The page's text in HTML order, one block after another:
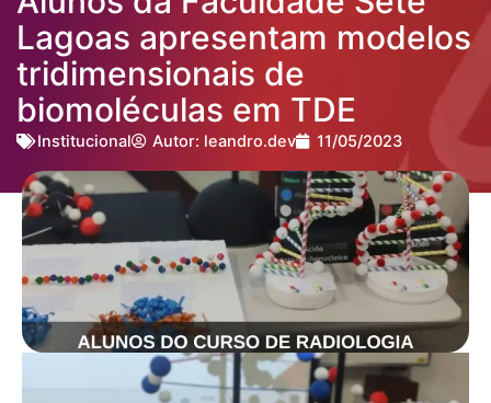
Lagoas apresentam modelos
tridimensionais de
biomoléculas em TDE
Institucional Autor: leandro.dev 11/05/2023